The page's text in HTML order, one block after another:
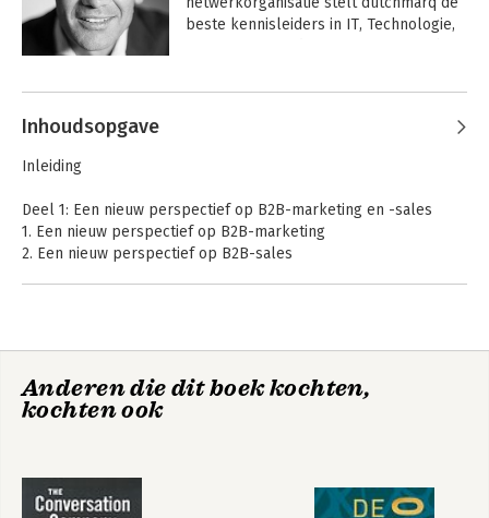
beste kennisleiders in IT, Technologie,
Andere boeken door Paul Hassels
Mönning
Eerste graad Eerste graad
Bekijk alle boeken
Inhoudsopgave
Inleiding
Deel 1: Een nieuw perspectief op B2B-marketing en -sales
1. Een nieuw perspectief op B2B-marketing
2. Een nieuw perspectief op B2B-sales
Deel 3: Hoe kom je tot een praktische toepassing van
Anderen die dit boek kochten,
kochten ook